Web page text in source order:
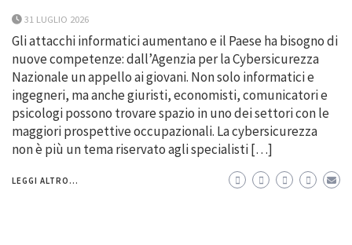
31 LUGLIO 2026
Gli attacchi informatici aumentano e il Paese ha bisogno di
nuove competenze: dall’Agenzia per la Cybersicurezza
Nazionale un appello ai giovani. Non solo informatici e
ingegneri, ma anche giuristi, economisti, comunicatori e
psicologi possono trovare spazio in uno dei settori con le
maggiori prospettive occupazionali. La cybersicurezza
non è più un tema riservato agli specialisti […]
LEGGI ALTRO...